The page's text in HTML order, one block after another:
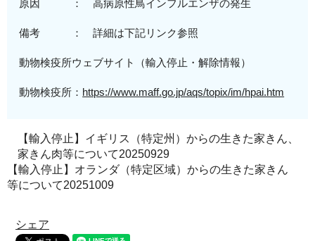
原因 ：高病原性鳥インフルエンザの発生
備考 ： 詳細は下記リンク参照
動物検疫所ウェブサイト（輸入停止・解除情報）
動物検疫所： https://www.maff.go.jp/aqs/topix/im/hpai.htm
【輸入停止】イギリス（特定州）からの生きた家きん、
家きん肉等について20250929
【輸入停止】オランダ（特定区域）からの生きた家きん
等について20251009
シェア